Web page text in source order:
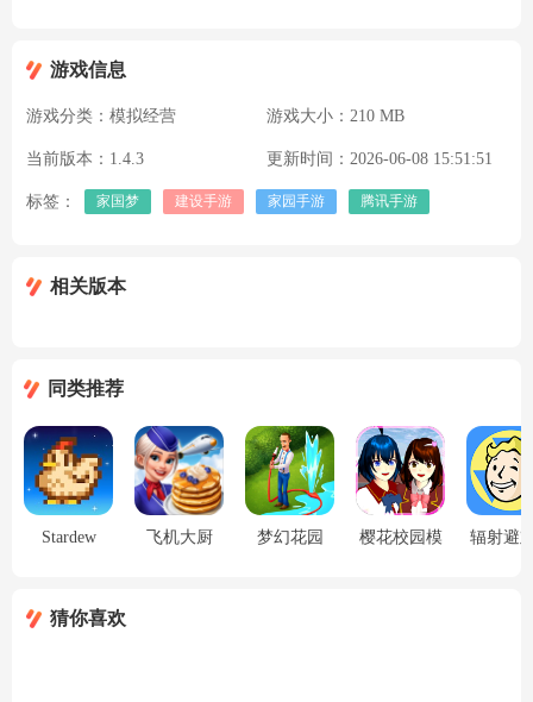
游戏信息
游戏分类： 模拟经营 游戏大小： 210 MB
当前版本： 1.4.3 更新时间： 2026-06-08 15:51:51
标签： 家国梦 建设手游 家园手游 腾讯手游
相关版本
同类推荐
Stardew
机版）
飞机大厨
梦幻花园
樱花校园模
辐射避
猜你喜欢